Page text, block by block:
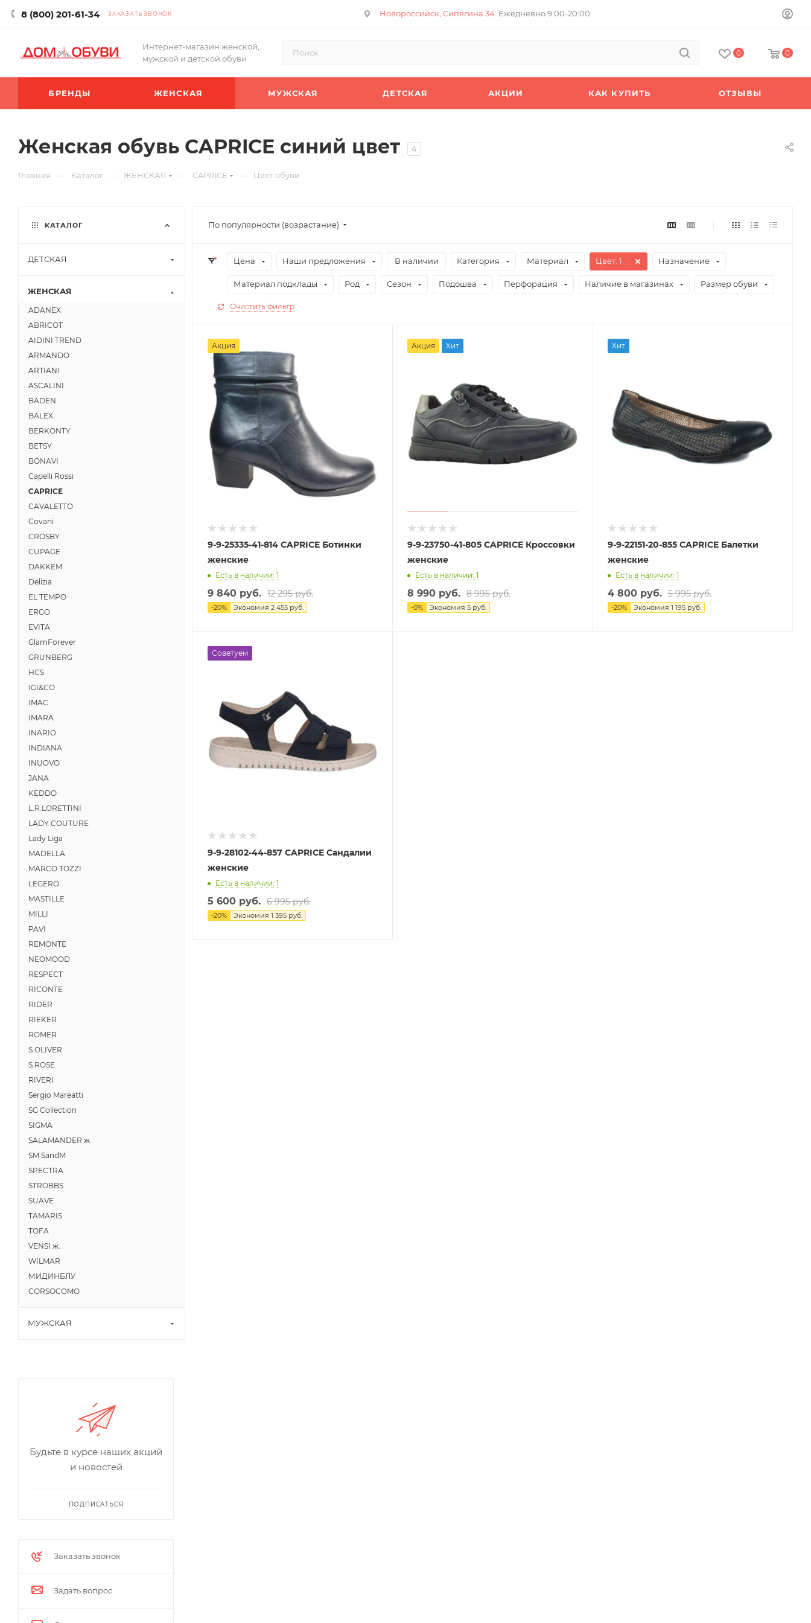
8 (800) 201-61-34 ЗАКАЗАТЬ ЗВОНОК Новороссийск, Сипягина 34. Ежедневно 9:00-20:00
Интернет-магазин женской,
мужской и детской обуви
0 0
БРЕНДЫ ЖЕНСКАЯ МУЖСКАЯ ДЕТСКАЯ АКЦИИ КАК КУПИТЬ ОТЗЫВЫ
Женская обувь CAPRICE синий цвет 4
Главная — Каталог — ЖЕНСКАЯ — CAPRICE — Цвет обуви
По популярности (возрастание)
Цена Наши предложения В наличии Категория Материал Цвет: 1 Назначение
Материал подклады Род Сезон Подошва Перфорация Наличие в магазинах Размер обуви
Очистить фильтр
Акция
9-9-25335-41-814 CAPRICE Ботинки
женские
Есть в наличии: 1
9 840 руб. 12 295 руб.
-20% Экономия 2 455 руб.
Акция Хит
9-9-23750-41-805 CAPRICE Кроссовки
женские
Есть в наличии: 1
8 990 руб. 8 995 руб.
-0% Экономия5 руб.
Хит
9-9-22151-20-855 CAPRICE Балетки
женские
Есть в наличии: 1
4 800 руб. 5 995 руб.
-20% Экономия 1 195 руб.
Советуем
9-9-28102-44-857 CAPRICE Сандалии
женские
Есть в наличии: 1
5 600 руб. 6 995 руб.
-20% Экономия 1 395 руб.
КАТАЛОГ
ДЕТСКАЯ
ЖЕНСКАЯ
ADANEX
ABRICOT
AIDINI TREND
ARMANDO
ARTIANI
ASCALINI
BADEN
BALEX
BERKONTY
BETSY
BONAVI
Capelli Rossi
CAPRICE
CAVALETTO
Covani
CROSBY
CUPAGE
DAKKEM
Delizia
EL TEMPO
ERGO
EVITA
GlamForever
GRUNBERG
HCS
IGI&CO
IMAC
IMARA
INARIO
INDIANA
INUOVO
JANA
KEDDO
L.R.LORETTINI
LADY COUTURE
Lady Liga
MADELLA
MARCO TOZZI
LEGERO
MASTILLE
MILLI
PAVI
REMONTE
NEOMOOD
RESPECT
RICONTE
RIDER
RIEKER
ROMER
S.OLIVER
S.ROSE
RIVERI
Sergio Mareatti
SG Collection
SIGMA
SALAMANDER ж.
SM SandM
SPECTRA
STROBBS
SUAVE
TAMARIS
TOFA
VENSI ж.
WILMAR
МИДИНБЛУ
CORSOCOMO
МУЖСКАЯ
Будьте в курсе наших акций
и новостей
ПОДПИСАТЬСЯ
Заказать звонок
Задать вопрос